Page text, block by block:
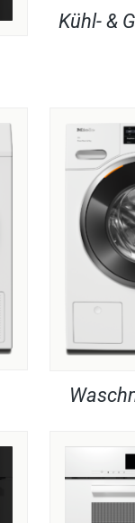
Kühl- &